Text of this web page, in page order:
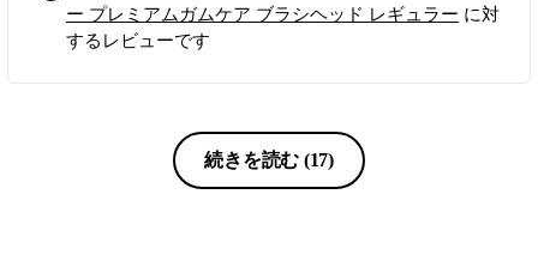
ー プレミアムガムケア ブラシヘッド レギュラー に対
するレビューです
続きを読む (17)